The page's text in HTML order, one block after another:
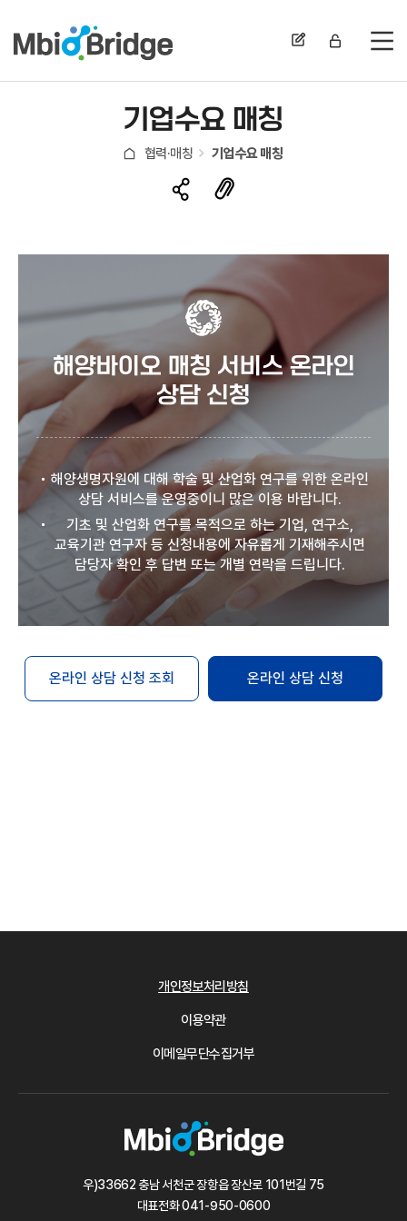
전
기업수요 매칭
협력·매칭 기업수요 매칭
해양바이오 매칭 서비스 온라인
상담 신청
해양생명자원에 대해 학술 및 산업화 연구를 위한 온라인
상담 서비스를 운영중이니 많은 이용 바랍니다.
기초 및 산업화 연구를 목적으로 하는 기업, 연구소,
교육기관 연구자 등 신청내용에 자유롭게 기재해주시면
담당자 확인 후 답변 또는 개별 연락을 드립니다.
온라인 상담 신청 조회 온라인 상담 신청
개인정보처리방침
이용약관
이메일무단수집거부
우)33662 충남 서천군 장항읍 장산로 101번길 75
대표전화041-950-0600